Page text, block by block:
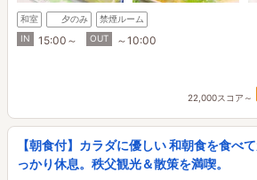
和室 夕のみ
禁煙ルーム
IN
15:00～ OUT ～10:00
22,000スコア～
【朝食付】カラダに優しい 和朝食を食べ
っかり休息。秩父観光＆散策を満喫。